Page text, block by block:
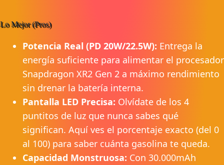
Lo Mejor (Pros)
Potencia Real (PD 20W/22.5W): Entrega la
energía suficiente para alimentar el procesador
Snapdragon XR2 Gen 2 a máximo rendimiento
sin drenar la batería interna.
Pantalla LED Precisa: Olvídate de los 4
puntitos de luz que nunca sabes qué
significan. Aquí ves el porcentaje exacto (del 0
al 100) para saber cuánta gasolina te queda.
Capacidad Monstruosa: Con 30.000mAh